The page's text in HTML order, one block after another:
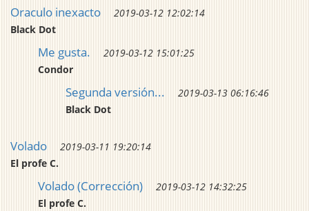
Oraculo inexacto
2019-03-12 12:02:14
Black Dot
Me gusta.
2019-03-12 15:01:25
Condor
Segunda versión...
2019-03-13 06:16:46
Black Dot
Volado
2019-03-11 19:20:14
El profe C.
Volado (Corrección)
2019-03-12 14:32:25
El profe C.